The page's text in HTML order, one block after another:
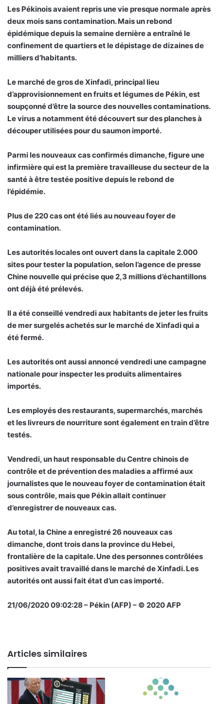
Les Pékinois avaient repris une vie presque normale après
deux mois sans contamination. Mais un rebond
épidémique depuis la semaine dernière a entraîné le
confinement de quartiers et le dépistage de dizaines de
milliers d’habitants.
Le marché de gros de Xinfadi, principal lieu
d’approvisionnement en fruits et légumes de Pékin, est
soupçonné d’être la source des nouvelles contaminations.
Le virus a notamment été découvert sur des planches à
découper utilisées pour du saumon importé.
Parmi les nouveaux cas confirmés dimanche, figure une
infirmière qui est la première travailleuse du secteur de la
santé à être testée positive depuis le rebond de
l’épidémie.
Plus de 220 cas ont été liés au nouveau foyer de
contamination.
Les autorités locales ont ouvert dans la capitale 2.000
sites pour tester la population, selon l’agence de presse
Chine nouvelle qui précise que 2,3 millions d’échantillons
ont déjà été prélevés.
Il a été conseillé vendredi aux habitants de jeter les fruits
de mer surgelés achetés sur le marché de Xinfadi qui a
été fermé.
Les autorités ont aussi annoncé vendredi une campagne
nationale pour inspecter les produits alimentaires
importés.
Les employés des restaurants, supermarchés, marchés
et les livreurs de nourriture sont également en train d’être
testés.
Vendredi, un haut responsable du Centre chinois de
contrôle et de prévention des maladies a affirmé aux
journalistes que le nouveau foyer de contamination était
sous contrôle, mais que Pékin allait continuer
d’enregistrer de nouveaux cas.
Au total, la Chine a enregistré 26 nouveaux cas
dimanche, dont trois dans la province du Hebei,
frontalière de la capitale. Une des personnes contrôlées
positives avait travaillé dans le marché de Xinfadi. Les
autorités ont aussi fait état d’un cas importé.
21/06/2020 09:02:28 – Pékin (AFP) – © 2020 AFP
Articles similaires